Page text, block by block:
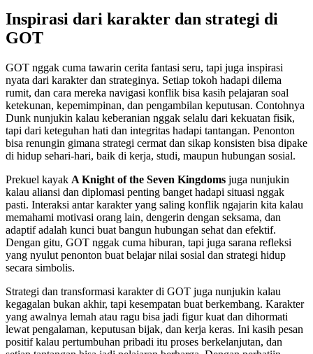
Inspirasi dari karakter dan strategi di
GOT
GOT nggak cuma tawarin cerita fantasi seru, tapi juga inspirasi
nyata dari karakter dan strateginya. Setiap tokoh hadapi dilema
rumit, dan cara mereka navigasi konflik bisa kasih pelajaran soal
ketekunan, kepemimpinan, dan pengambilan keputusan. Contohnya
Dunk nunjukin kalau keberanian nggak selalu dari kekuatan fisik,
tapi dari keteguhan hati dan integritas hadapi tantangan. Penonton
bisa renungin gimana strategi cermat dan sikap konsisten bisa dipake
di hidup sehari-hari, baik di kerja, studi, maupun hubungan sosial.
Prekuel kayak A Knight of the Seven Kingdoms juga nunjukin
kalau aliansi dan diplomasi penting banget hadapi situasi nggak
pasti. Interaksi antar karakter yang saling konflik ngajarin kita kalau
memahami motivasi orang lain, dengerin dengan seksama, dan
adaptif adalah kunci buat bangun hubungan sehat dan efektif.
Dengan gitu, GOT nggak cuma hiburan, tapi juga sarana refleksi
yang nyulut penonton buat belajar nilai sosial dan strategi hidup
secara simbolis.
Strategi dan transformasi karakter di GOT juga nunjukin kalau
kegagalan bukan akhir, tapi kesempatan buat berkembang. Karakter
yang awalnya lemah atau ragu bisa jadi figur kuat dan dihormati
lewat pengalaman, keputusan bijak, dan kerja keras. Ini kasih pesan
positif kalau pertumbuhan pribadi itu proses berkelanjutan, dan